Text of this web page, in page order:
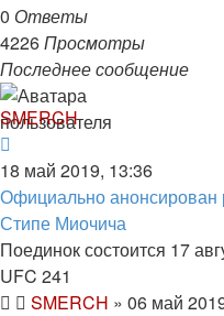
0 Ответы
4226Просмотры
Последнее сообщение
SMERCH
18 май 2019, 13:36
Официально
Стипе Миочича
Поединок состоится 17
UFC 241
SMERCH » 06 май